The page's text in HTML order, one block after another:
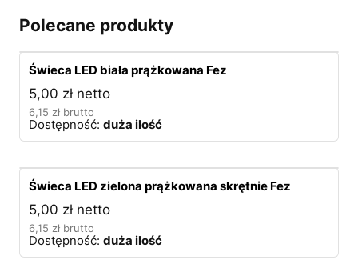
Polecane produkty
Świeca LED biała prążkowana Fez
5,00 zł netto
6,15 zł brutto
Dostępność: duża ilość
Świeca LED zielona prążkowana skrętnie Fez
5,00 zł netto
6,15 zł brutto
Dostępność: duża ilość